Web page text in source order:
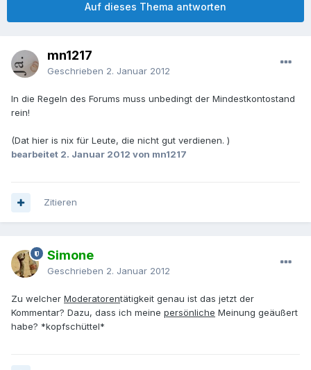
Auf dieses Thema antworten
mn1217
Geschrieben 2. Januar 2012
In die Regeln des Forums muss unbedingt der Mindestkontostand
rein!
(Dat hier is nix für Leute, die nicht gut verdienen. )
bearbeitet 2. Januar 2012 von mn1217
Zitieren
Simone
Geschrieben 2. Januar 2012
Zu welcher Moderatorentätigkeit genau ist das jetzt der
Kommentar? Dazu, dass ich meine persönliche Meinung geäußert
habe? *kopfschüttel*